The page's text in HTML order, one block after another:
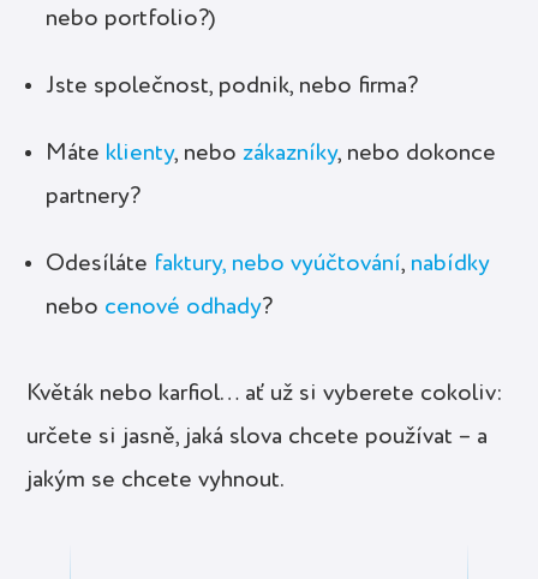
nebo portfolio?)
Jste společnost, podnik, nebo firma?
Máte klienty, nebozákazníky, nebo dokonce
partnery?
Odesíláte faktury, nebo vyúčtování, nabídky
nebo cenové odhady?
Květák nebo karfiol… ať už si vyberete cokoliv:
určete si jasně, jaká slova chcete používat – a
jakým se chcete vyhnout.